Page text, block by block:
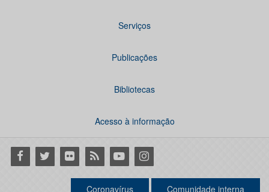
Serviços
Publicações
Bibliotecas
Acesso à informação
Facebook
Twitter Flickr RSS YoutubeInstagram
Coronavírus Comunidade interna